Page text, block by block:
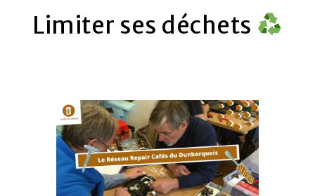
Limiter ses déchets